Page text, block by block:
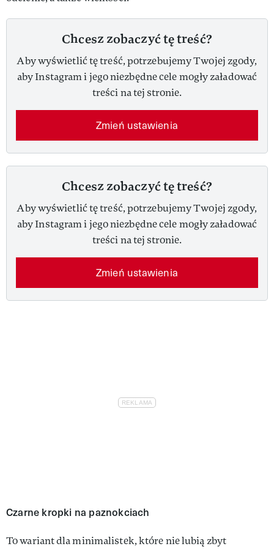
Chcesz zobaczyć tę treść?
Aby wyświetlić tę treść, potrzebujemy Twojej zgody,
aby Instagram i jego niezbędne cele mogły załadować
treści na tej stronie.
Zmień ustawienia
Chcesz zobaczyć tę treść?
Aby wyświetlić tę treść, potrzebujemy Twojej zgody,
aby Instagram i jego niezbędne cele mogły załadować
treści na tej stronie.
Zmień ustawienia
Czarne kropki na paznokciach
To wariant dla minimalistek, które nie lubią zbyt